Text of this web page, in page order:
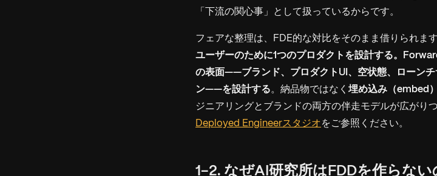
「下流の関心事」として扱っているからです。
フェアな整理は、FDE的な対比をそのまま借りられます
ユーザーのために1つのプロダクトを設計する。
の表面——ブランド、プロダクトUI、空状態、ローン
ン——を設計する 。納品物ではなく 埋め込み（embed
ジニアリングとブランドの両方の伴走モデルが広がり
Deployed Engineerスタジオ をご参照ください。
1-2. なぜAI研究所はFDDを作らない